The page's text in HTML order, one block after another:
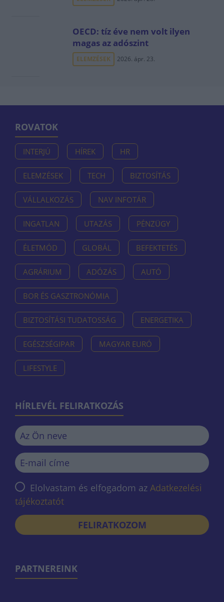
OECD: tíz éve nem volt ilyen
magas az adószint
ELEMZÉSEK 2026. ápr. 23.
ROVATOK
INTERJÚ HÍREK HR
ELEMZÉSEK TECH BIZTOSÍTÁS
VÁLLALKOZÁS NAV INFOTÁR
INGATLAN UTAZÁS PÉNZÜGY
ÉLETMÓD GLOBÁL BEFEKTETÉS
AGRÁRIUM ADÓZÁS AUTÓ
BOR ÉS GASZTRONÓMIA
BIZTOSÍTÁSI TUDATOSSÁG ENERGETIKA
EGÉSZSÉGIPAR MAGYAR EURÓ
LIFESTYLE
HÍRLEVÉL FELIRATKOZÁS
Elolvastam és elfogadom az Adatkezelési
tájékoztatót
FELIRATKOZOM
PARTNEREINK